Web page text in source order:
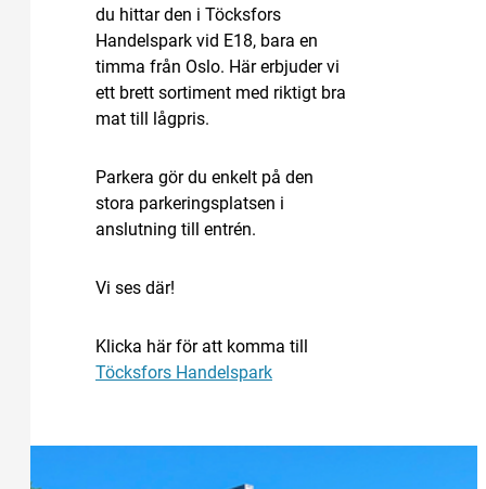
du hittar den i Töcksfors
Handelspark vid E18, bara en
timma från Oslo. Här erbjuder vi
ett brett sortiment med riktigt bra
mat till lågpris.
Parkera gör du enkelt på den
stora parkeringsplatsen i
anslutning till entrén.
Vi ses där!
Klicka här för att komma till
Töcksfors Handelspark